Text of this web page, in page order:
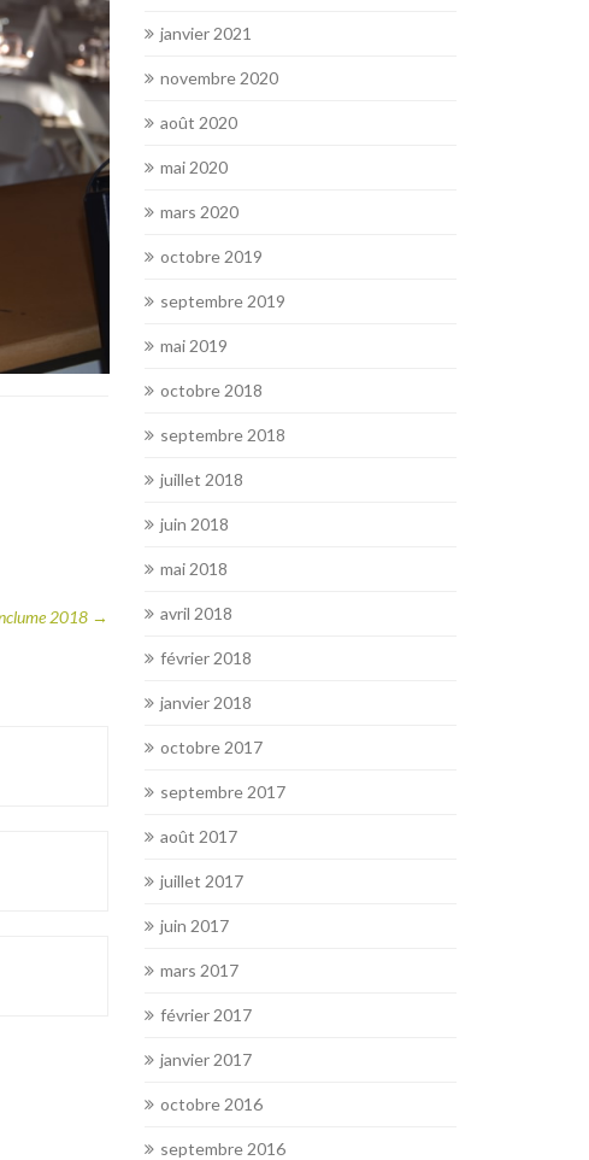
2018 →
janvier 2021
novembre 2020
août 2020
mai 2020
mars 2020
octobre 2019
septembre 2019
mai 2019
octobre 2018
septembre 2018
juillet 2018
juin 2018
mai 2018
avril 2018
février 2018
janvier 2018
octobre 2017
septembre 2017
août 2017
juillet 2017
juin 2017
mars 2017
février 2017
janvier 2017
octobre 2016
septembre 2016